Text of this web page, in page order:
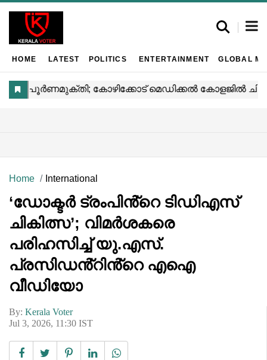
HOME LATEST POLITICS ENTERTAINMENT GLOBAL
Home International
‘ഡോക്ടർ ട്രംപിൻ്റെ ടിഡിഎസ്
ചികിത്സ’; വിമർശകരെ
പരിഹസിച്ച് യു.എസ്.
പ്രസിഡൻ്റിൻ്റെ എഐ
വീഡിയോ
By: Kerala Voter
Jul 3, 2026, 11:30 IST